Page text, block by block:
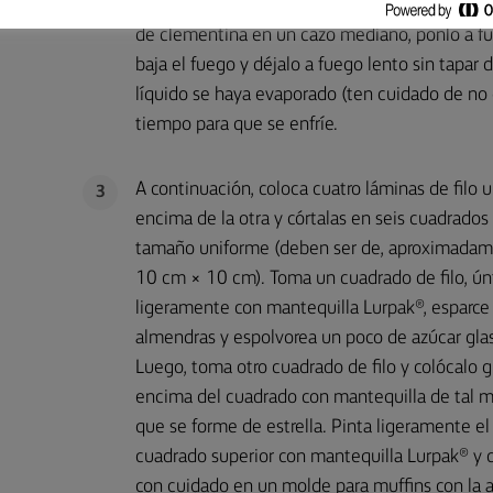
las pasas de Corinto, las pasas sultanas, el
de clementina en un cazo mediano, ponlo a
baja el fuego y déjalo a fuego lento sin tapar
líquido se haya evaporado (ten cuidado de
tiempo para que se enfríe.
3
A continuación, coloca cuatro láminas de filo
encima de la otra y córtalas en seis cuadrados
tamaño uniforme (deben ser de,
10 cm × 10 cm). Toma un cuadrado de filo,
ligeramente con mantequilla Lurpak®, esparce
almendras y espolvorea un poco de azúcar
Luego, toma otro cuadrado de filo y colócalo
encima del cuadrado con mantequilla de tal
que se forme de estrella. Pinta ligeramente el
cuadrado superior con mantequilla Lurpak® y
con cuidado en un molde para muffins con la